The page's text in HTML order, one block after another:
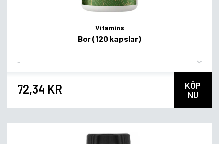
Vitamins
Bor (120 kapslar)
72,34 KR
KÖP
NU